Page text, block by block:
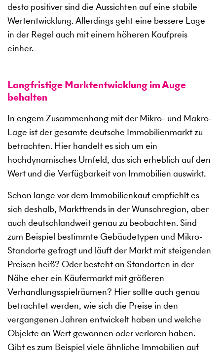
desto positiver sind die Aussichten auf eine stabile
Wertentwicklung. Allerdings geht eine bessere Lage
in der Regel auch mit einem höheren Kaufpreis
einher.
Langfristige Marktentwicklung im Auge
behalten
In engem Zusammenhang mit der Mikro- und Makro-
Lage ist der gesamte deutsche Immobilienmarkt zu
betrachten. Hier handelt es sich um ein
hochdynamisches Umfeld, das sich erheblich auf den
Wert und die Verfügbarkeit von Immobilien auswirkt.
Schon lange vor dem Immobilienkauf empfiehlt es
sich deshalb, Markttrends in der Wunschregion, aber
auch deutschlandweit genau zu beobachten. Sind
zum Beispiel bestimmte Gebäudetypen und Mikro-
Standorte gefragt und läuft der Markt mit steigenden
Preisen heiß? Oder besteht an Standorten in der
Nähe eher ein Käufermarkt mit größeren
Verhandlungsspielräumen? Hier sollte auch genau
betrachtet werden, wie sich die Preise in den
vergangenen Jahren entwickelt haben und welche
Objekte an Wert gewonnen oder verloren haben.
Gibt es zum Beispiel viele ähnliche Immobilien auf